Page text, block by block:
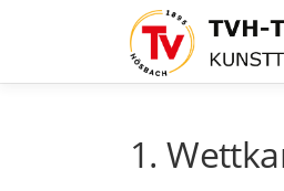
1.